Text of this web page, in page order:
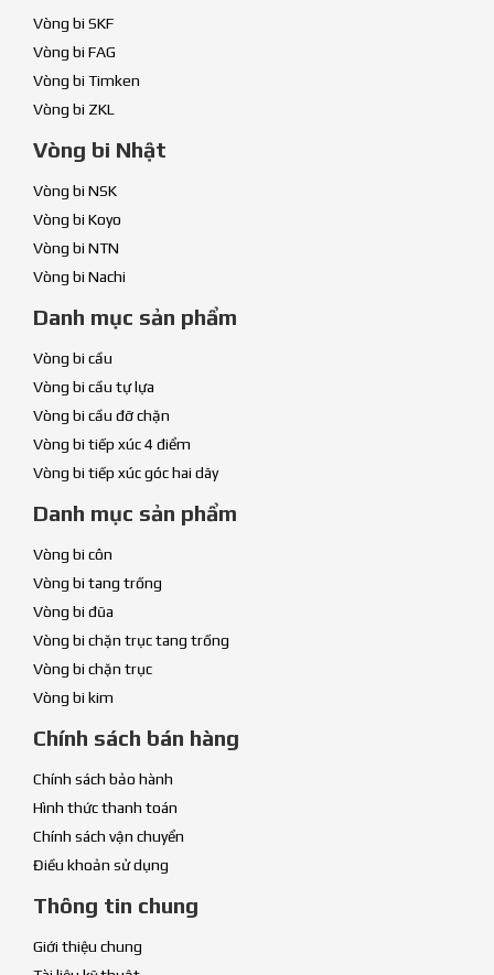
Vòng bi SKF
Vòng bi FAG
Vòng bi Timken
Vòng bi ZKL
Vòng bi Nhật
Vòng bi NSK
Vòng bi Koyo
Vòng bi NTN
Vòng bi Nachi
Danh mục sản phẩm
Vòng bi cầu
Vòng bi cầu tự lựa
Vòng bi cầu đỡ chặn
Vòng bi tiếp xúc 4 điểm
Vòng bi tiếp xúc góc hai dãy
Danh mục sản phẩm
Vòng bi côn
Vòng bi tang trống
Vòng bi đũa
Vòng bi chặn trục tang trống
Vòng bi chặn trục
Vòng bi kim
Chính sách bán hàng
Chính sách bảo hành
Hình thức thanh toán
Chính sách vận chuyển
Điều khoản sử dụng
Thông tin chung
Giới thiệu chung